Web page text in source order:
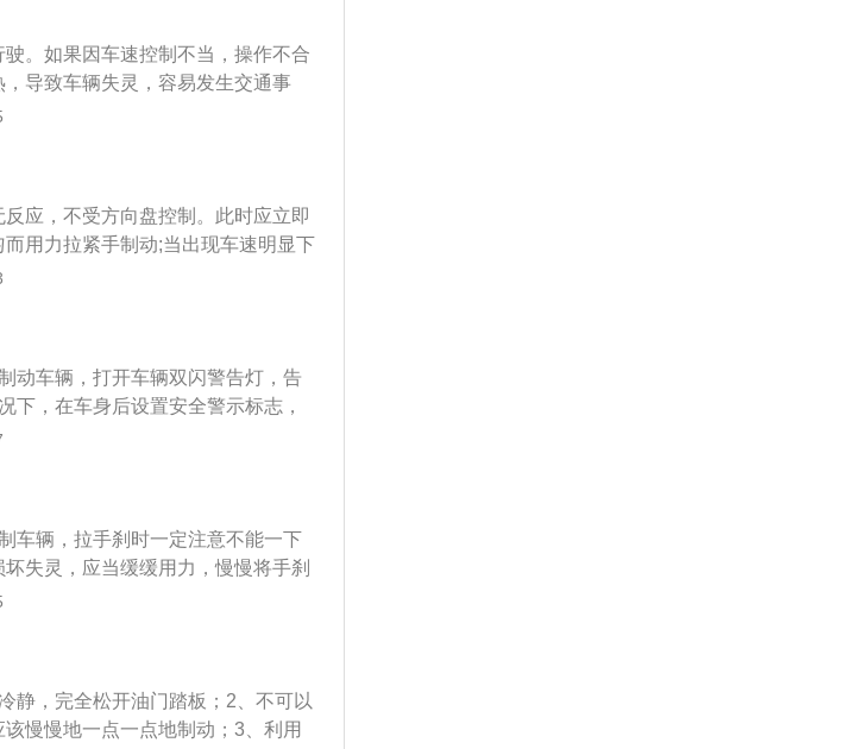
，对于突发情况很难正确应对。
边的天然障碍物（岩石、大树或土
地减少事故损失。2、减轻受害的
速用双手用力向前推扶手或者椅
力，缓冲身体前冲的速度，从而减
。如果因车速控制不当，操作不合
导致车辆失灵，容易发生交通事
汽车，比较简单，只需要将变速箱
体的车辆，下长坡时要注意以下几
位挂在N挡，否则会对变速箱造成
造成车速失控。对于坡度一般但下
式，然后利用手动模式，调整至手
可。对于坡度较大的长下坡，先将
置于低速挡，然后下坡。
应，不受方向盘控制。此时应立即
用力拉紧手制动;当出现车速明显下
详细操作：1、应立即松抬油门踏
速行驶时，特别是前后轮不在一条
制动;同时对其它车辆和行人给出信
等。3、切记不可首先使用紧急制
合器，以便利用发动机牵制动力减
很困难，或发动机突然熄火，此时
动车辆，打开车辆双闪警告灯，告
下，在车身后设置安全警示标志，
在平时行车时，驾驶人发现转向不
力，应尽快减速，选择安全地点停
直线行驶方向，应果断地连续踩
车辆，拉手刹时一定注意不能一下
失灵，应当缓缓用力，慢慢将手刹
慢下来再配合手刹的使用，慢慢将
合适路段进行减速，例如上坡路或
道。
静，完全松开油门踏板；2、不可以
慢慢地一点一点地制动；3、利用